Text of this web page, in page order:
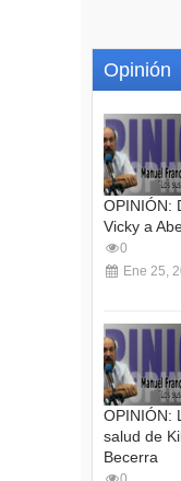
Opinión
OPINIÓN:
Vicky a
0
Ene 25,
OPINIÓN:
salud de
Becerra